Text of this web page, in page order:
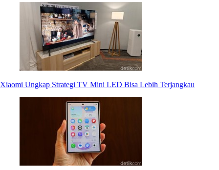
Xiaomi Ungkap Strategi TV Mini LED Bisa Lebih Terjangkau